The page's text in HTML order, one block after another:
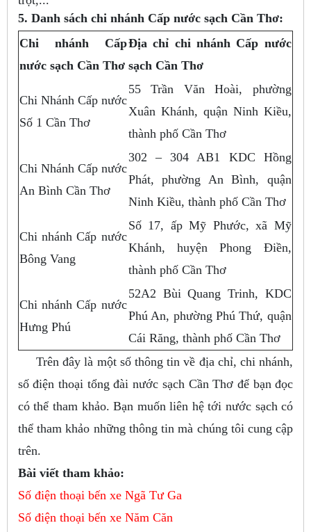
5. Danh sách chi nhánh Cấp nước sạch Cần Thơ:
Chi nhánh Cấp
nước sạch Cần Thơ
Địa chỉ chi nhánh Cấp nước
sạch Cần Thơ
Chi Nhánh Cấp nước
Số 1 Cần Thơ
55 Trần Văn Hoài, phường
Xuân Khánh, quận Ninh Kiều,
thành phố Cần Thơ
Chi Nhánh Cấp nước
An Bình Cần Thơ
302 – 304 AB1 KDC Hồng
Phát, phường An Bình, quận
Ninh Kiều, thành phố Cần Thơ
Chi nhánh Cấp nước
Bông Vang
Số 17, ấp Mỹ Phước, xã Mỹ
Khánh, huyện Phong Điền,
thành phố Cần Thơ
Chi nhánh Cấp nước
Hưng Phú
52A2 Bùi Quang Trinh, KDC
Phú An, phường Phú Thứ, quận
Cái Răng, thành phố Cần Thơ
Trên đây là một số thông tin về địa chỉ, chi nhánh,
số điện thoại tổng đài nước sạch Cần Thơ để bạn đọc
có thể tham khảo. Bạn muốn liên hệ tới nước sạch có
thể tham khảo những thông tin mà chúng tôi cung cập
trên.
Bài viết tham khảo:
Số điện thoại bến xe Ngã Tư Ga
Số điện thoại bến xe Năm Căn